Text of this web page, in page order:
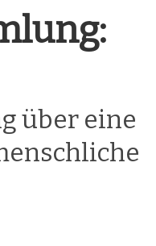
über eine